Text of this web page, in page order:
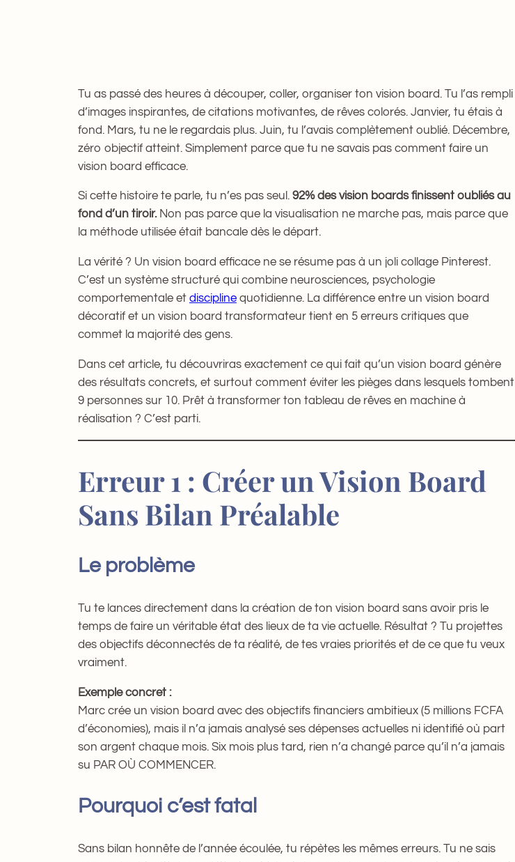
Tu as passé des heures à découper, coller, organiser ton vision board. Tu l’as rempli
d’images inspirantes, de citations motivantes, de rêves colorés. Janvier, tu étais à
fond. Mars, tu ne le regardais plus. Juin, tu l’avais complètement oublié. Décembre,
zéro objectif atteint. Simplement parce que tu ne savais pas comment faire un
vision board efficace.
Si cette histoire te parle, tu n’es pas seul. 92% des vision boards finissent oubliés au
fond d’un tiroir.Non pas parce que la visualisation ne marche pas, mais parce que
la méthode utilisée était bancale dès le départ.
La vérité ? Un vision board efficace ne se résume pas à un joli collage Pinterest.
C’est un système structuré qui combine neurosciences, psychologie
comportementale et discipline quotidienne. La différence entre un vision board
décoratif et un vision board transformateur tient en 5 erreurs critiques que
commet la majorité des gens.
Dans cet article, tu découvriras exactement ce qui fait qu’un vision board génère
des résultats concrets, et surtout comment éviter les pièges dans lesquels tombent
9 personnes sur 10. Prêt à transformer ton tableau de rêves en machine à
réalisation ? C’est parti.
Erreur 1 : Créer un Vision Board
Sans Bilan Préalable
Le problème
Tu te lances directement dans la création de ton vision board sans avoir pris le
temps de faire un véritable état des lieux de ta vie actuelle. Résultat ? Tu projettes
des objectifs déconnectés de ta réalité, de tes vraies priorités et de ce que tu veux
vraiment.
Exemple concret :
Marc crée un vision board avec des objectifs financiers ambitieux (5 millions FCFA
d’économies), mais il n’a jamais analysé ses dépenses actuelles ni identifié où part
son argent chaque mois. Six mois plus tard, rien n’a changé parce qu’il n’a jamais
su PAR OÙ COMMENCER.
Pourquoi c’est fatal
Sans bilan honnête de l’année écoulée, tu répètes les mêmes erreurs. Tu ne sais